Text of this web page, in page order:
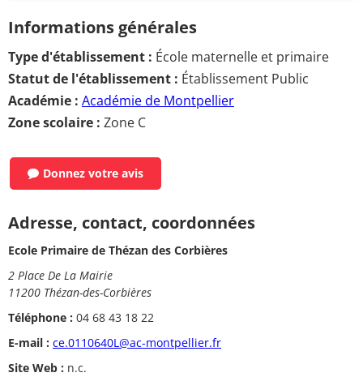
Informations générales
Type d'établissement : École maternelle et primaire
Statut de l'établissement : Établissement Public
Académie : Académie de Montpellier
Zone scolaire : Zone C
Donnez votre avis
Adresse, contact, coordonnées
Ecole Primaire de Thézan des Corbières
2 Place De La Mairie
11200 Thézan-des-Corbières
Téléphone : 04 68 43 18 22
E-mail : ce.0110640L@ac-montpellier.fr
Site Web : n.c.